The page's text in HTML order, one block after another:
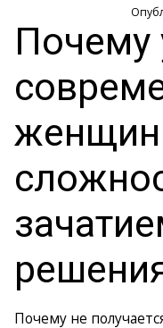
Почему
женщин
Почему не